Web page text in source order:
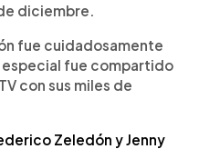
diciembre.
fue cuidadosamente
fue compartido
con sus miles de
Zeledón y Jenny